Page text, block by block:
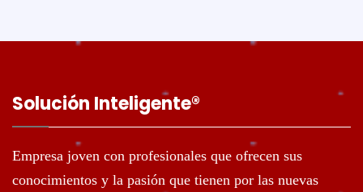
Solución Inteligente®️
Empresa joven con profesionales que ofrecen sus
conocimientos y la pasión que tienen por las nuevas